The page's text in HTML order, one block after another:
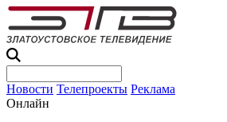
Новости Телепроекты Реклама
Онлайн